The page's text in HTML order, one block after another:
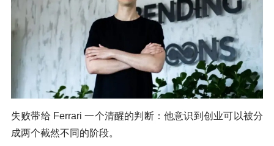
失败带给 Ferrari 一个清醒的判断：他意识到创业可以被分
成两个截然不同的阶段。